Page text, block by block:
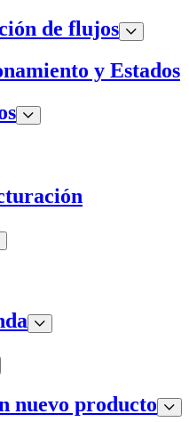
de flujos
y Estados
nuevo producto